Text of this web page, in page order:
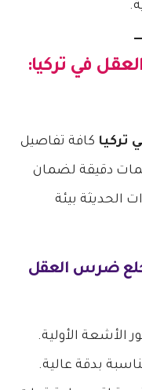
في تركيا:
كافة تفاصيل
دقيقة لضمان
الحديثة بيئة
ضرس العقل
الأشعة الأولية.
بدقة عالية.